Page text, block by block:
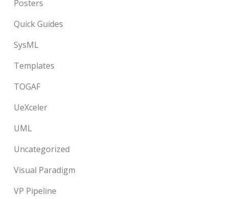
Posters
Quick Guides
SysML
Templates
TOGAF
UeXceler
UML
Uncategorized
Visual Paradigm
VP Pipeline